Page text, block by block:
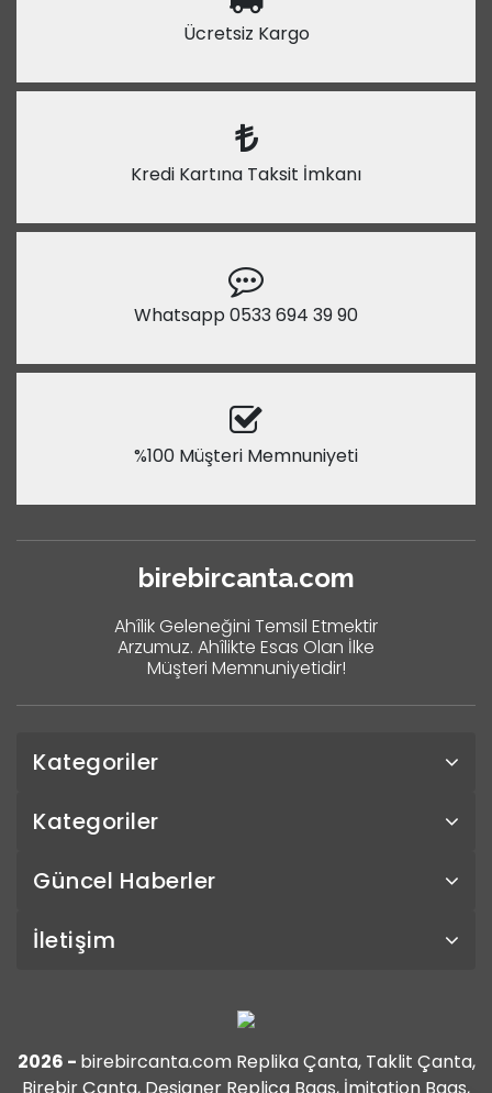
Ücretsiz Kargo
Kredi Kartına Taksit İmkanı
Whatsapp 0533 694 39 90
%100 Müşteri Memnuniyeti
birebircanta.com
Ahîlik Geleneğini Temsil Etmektir
Arzumuz. Ahîlikte Esas Olan İlke
Müşteri Memnuniyetidir!
Kategoriler
Kategoriler
Güncel Haberler
İletişim
2026 - birebircanta.com Replika Çanta, Taklit Çanta,